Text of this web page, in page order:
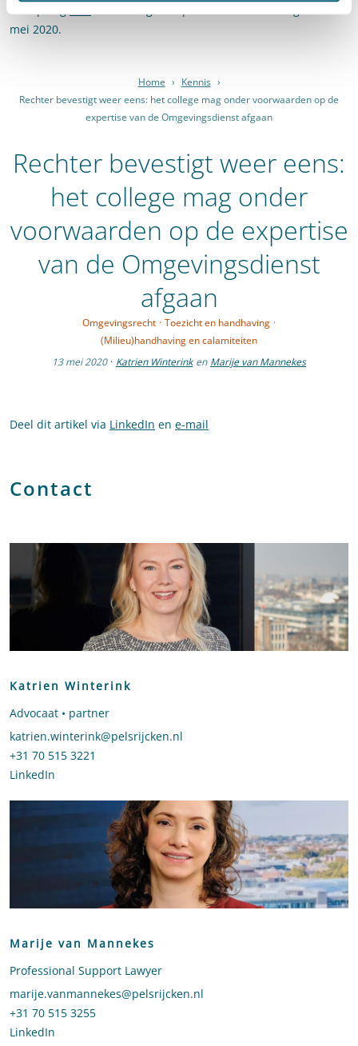
Raadpleeg
mei 2020.
Home › Kennis ›
Rechter bevestigt weer eens: het college mag onder voorwaarden op de
expertise van de Omgevingsdienst afgaan
Rechter bevestigt weer eens:
het college mag onder
voorwaarden op de expertise
van de Omgevingsdienst
afgaan
Omgevingsrecht · Toezicht en handhaving ·
(Milieu)handhaving en calamiteiten
13 mei 2020 · Katrien Winterink en Marije van Mannekes
Deel dit artikel via LinkedIn en e-mail
Contact
Katrien Winterink
Advocaat • partner
Stuur een e-mail naar Katrien Winterink
katrien.winterink@pelsrijcken.nl
Bel naar Katrien Winterink
+31 70 515 3221
LinkedIn
Marije van Mannekes
Professional Support Lawyer
Stuur een e-mail naar Marije van Mannekes
marije.vanmannekes@pelsrijcken.nl
Bel naar Marije van Mannekes
+31 70 515 3255
LinkedIn